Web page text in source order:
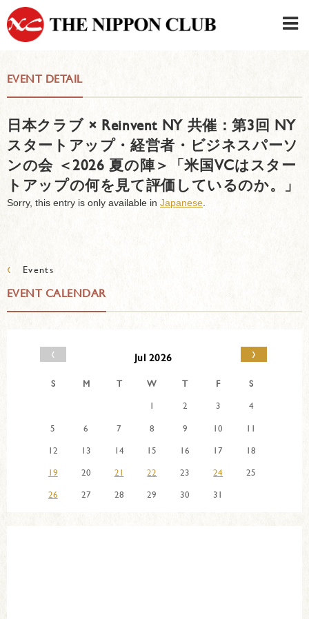
EVENT DETAIL
日本クラブ × Reinvent NY 共催：第3回 NY
スタートアップ・経営者・ビジネスパーソ
ンの会 ＜2026 夏の陣＞「米国VCはスター
トアップの何を見て評価しているのか。」
Sorry, this entry is only available in Japanese
‹ Events
EVENT CALENDAR
‹ Jul 2026 ›
S M T W T F
S
1
2 3
4
5
6 7 8 9 10
11
12
13 14 15 16 17
18
19
20 21 22 23 24
25
26
27 28 29 30 31
Member LOG IN
CONTACT・PARKING
SIGN UP FOR FIRST USER
›